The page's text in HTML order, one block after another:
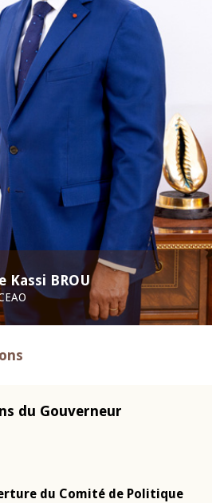
Kassi BROU
du Gouverneur
du Comité de Politique